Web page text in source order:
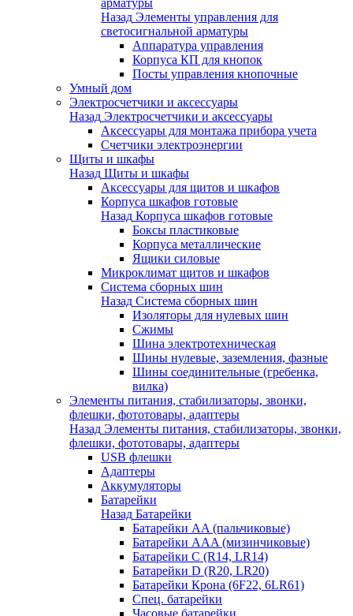
арматуры
Назад Элементы управления для
светосигнальной арматуры
Аппаратура управления
Корпуса КП для кнопок
Посты управления кнопочные
Умный дом
Электросчетчики и аксессуары
Назад Электросчетчики и аксессуары
Аксессуары для монтажа прибора учета
Счетчики электроэнергии
Щиты и шкафы
Назад Щиты и шкафы
Аксессуары для щитов и шкафов
Корпуса шкафов готовые
Назад Корпуса шкафов готовые
Боксы пластиковые
Корпуса металлические
Ящики силовые
Микроклимат щитов и шкафов
Система сборных шин
Назад Система сборных шин
Изоляторы для нулевых шин
Сжимы
Шина электротехническая
Шины нулевые, заземления, фазные
Шины соединительные (гребенка,
вилка)
Элементы питания, стабилизаторы, звонки,
флешки, фототовары, адаптеры
Назад Элементы питания, стабилизаторы, звонки,
флешки, фототовары, адаптеры
USB флешки
Адаптеры
Аккумуляторы
Батарейки
Назад Батарейки
Батарейки AA (пальчиковые)
Батарейки AAA (мизинчиковые)
Батарейки C (R14, LR14)
Батарейки D (R20, LR20)
Батарейки Крона (6F22, 6LR61)
Спец. батарейки
Часовые батарейки